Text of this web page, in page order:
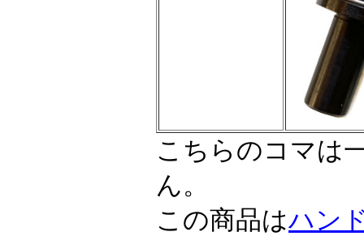
こちらのコマは
ん。
この商品はハン